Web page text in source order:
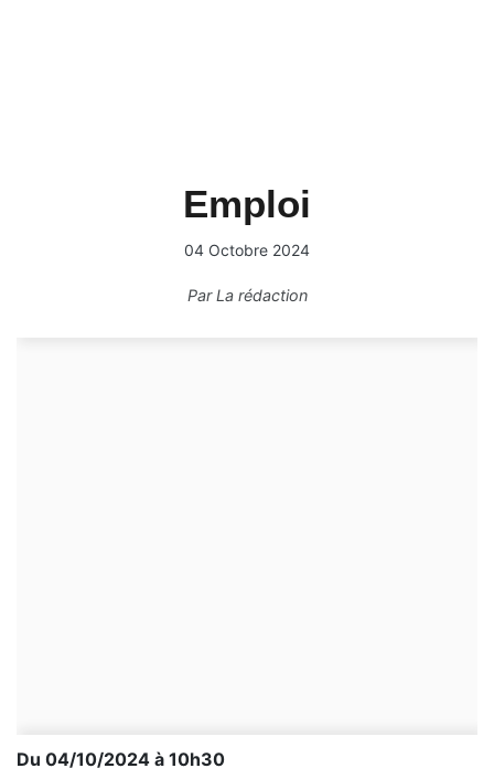
Emploi
04 Octobre 2024
ParLa rédaction
Du 04/10/2024 à 10h30